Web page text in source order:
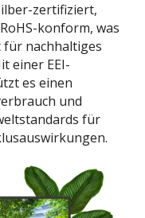
zertifiziert,
konform, was
für nachhaltiges
einer EEI-
es einen
und
für